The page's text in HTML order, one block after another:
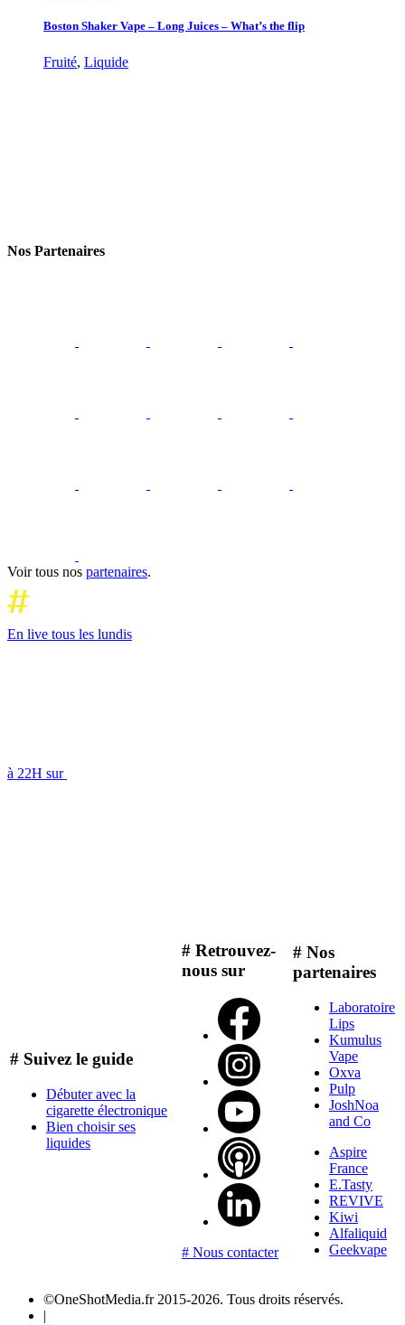
Boston Shaker Vape – Long Juices – What’s the flip
Fruité, Liquide
Nos Partenaires
Voir tous nos partenaires.
En live tous les lundis
à 22H sur
# Suivez le guide
Débuter avec la
cigarette électronique
Bien choisir ses
liquides
# Retrouvez-
nous sur
# Nous contacter
# Nos
partenaires
Laboratoire
Lips
Kumulus
Vape
Oxva
Pulp
JoshNoa
and Co
Aspire
France
E.Tasty
REVIVE
Kiwi
Alfaliquid
Geekvape
©OneShotMedia.fr 2015-2026. Tous droits réservés.
|